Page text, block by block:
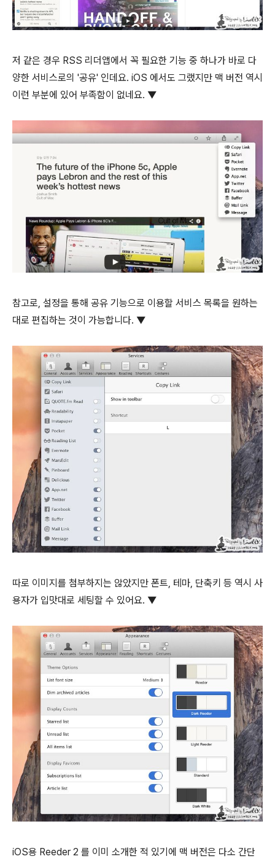
저 같은 경우 RSS 리더앱에서 꼭 필요한 기능 중 하나가 바로 다
양한 서비스로의 '공유' 인데요. iOS 에서도 그랬지만 맥 버전 역시
이런 부분에 있어 부족함이 없네요. ▼
참고로, 설정을 통해 공유 기능으로 이용할 서비스 목록을 원하는
대로 편집하는 것이 가능합니다. ▼
따로 이미지를 첨부하지는 않았지만 폰트, 테마, 단축키 등 역시 사
용자가 입맛대로 세팅할 수 있어요. ▼
iOS용 Reeder 2 를 이미 소개한 적 있기에 맥 버전은 다소 간단